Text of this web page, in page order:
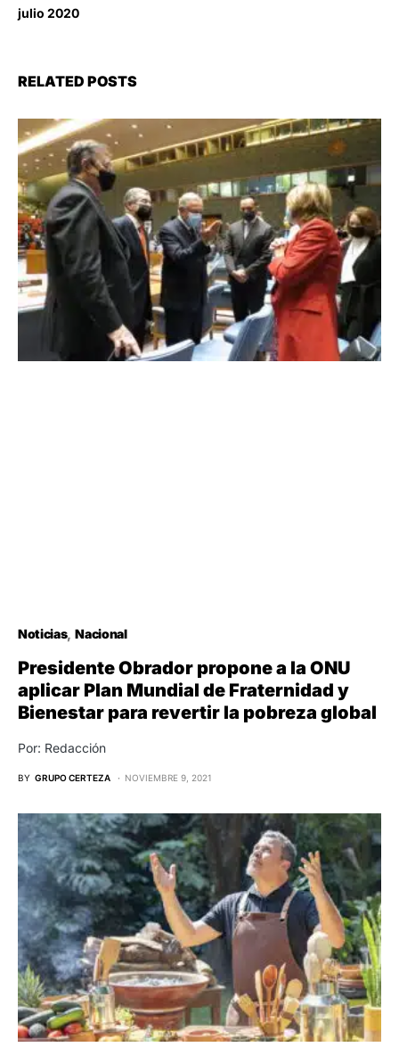
julio 2020
RELATED POSTS
Noticias Nacional
Presidente Obrador propone a la ONU
aplicar Plan Mundial de Fraternidad y
Bienestar para revertir la pobreza global
Por: Redacción
BY GRUPO CERTEZA NOVIEMBRE 9, 2021